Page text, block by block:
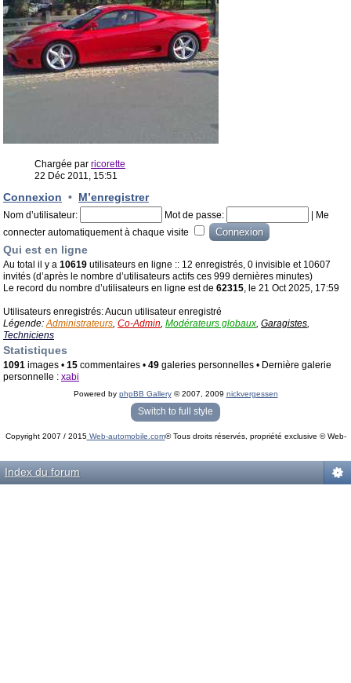
Chargée par ricorette
22 Déc 2011, 15:51
Connexion • M’enregistrer
Nom d’utilisateur: Mot de passe:
Me
connecter automatiquement à chaque visite
Qui est en ligne
Au total il y a 10619 utilisateurs en ligne :: 12 enregistrés, 0 invisible et 10607
invités (d’après le nombre d’utilisateurs actifs ces 999 dernières minutes)
Le record du nombre d’utilisateurs en ligne est de 62315, le 21 Oct 2025, 17:59
Utilisateurs enregistrés: Aucun utilisateur enregistré
Légende:Administrateurs, Co-Admin, Modérateurs globaux, Garagistes,
Techniciens
Statistiques
1091 images • 15 commentaires • 49 galeries personnelles • Dernière galerie
personnelle : xabi
Powered by phpBB Gallery© 2007, 2009 nickvergessen
« phpBB Gallery » - Traduction française par
darky
Switch to full style
Copyright 2007 / 2015Web-automobile.com® Tous droits réservés, propriété exclusive © Web-
Index du forum